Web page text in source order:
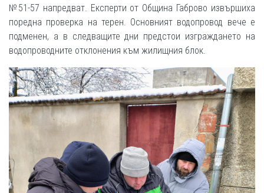
№51-57 напредват. Експерти от Община Габрово извършиха
поредна проверка на терен. Основният водопровод вече е
подменен, а в следващите дни предстои изграждането на
водопроводните отклонения към жилищния блок.